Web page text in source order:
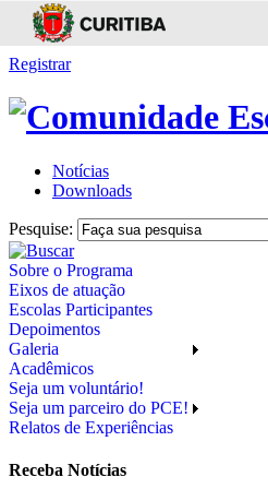
Registrar
Notícias
Downloads
Pesquise:
Sobre o Programa
Eixos de atuação
Escolas Participantes
Depoimentos
Galeria
Acadêmicos
Seja um voluntário!
Seja um parceiro do PCE!
Relatos de Experiências
Receba Notícias